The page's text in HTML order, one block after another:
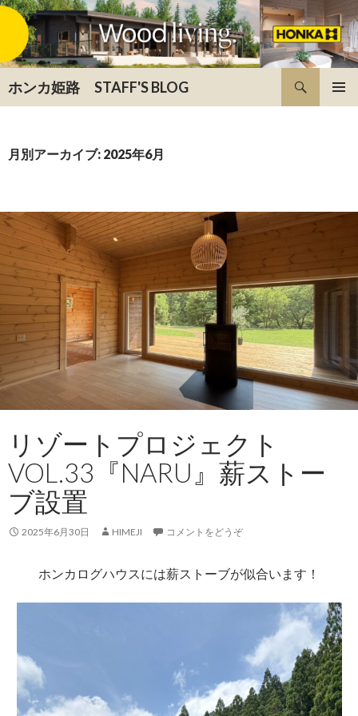
ホンカ姫路 STAFF'S BLOG
月別アーカイブ: 2025年6月
リゾートプロジェクト
VOL.33『NARU』薪ストー
ブ設置
2025年6月30日 HIMEJI コメントをどうぞ
ホンカログハウスには薪ストーブが似合います！